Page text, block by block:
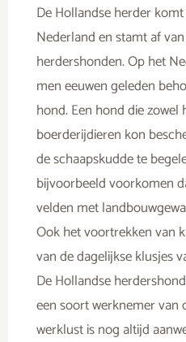
De Hollandse herder
Nederland en stamt af
herdershonden. Op het
men eeuwen geleden
hond. Een hond die zowel
boerderijdieren kon
de schaapskudde te
bijvoorbeeld voorkomen
velden met
Ook het voortrekken van
van de dagelijkse klusjes
De Hollandse
een soort werknemer van
werklust is nog altijd